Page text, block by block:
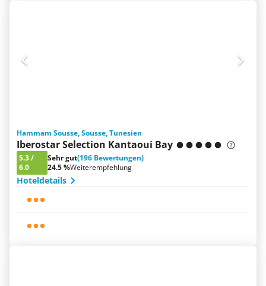
Hammam Sousse, Sousse, Tunesien
Iberostar Selection Kantaoui Bay
5.3/
6.0
Sehr gut(196 Bewertungen)
24.5 %Weiterempfehlung
Hoteldetails